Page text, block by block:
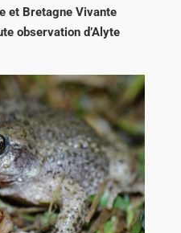
et Bretagne Vivante
observation d’Alyte